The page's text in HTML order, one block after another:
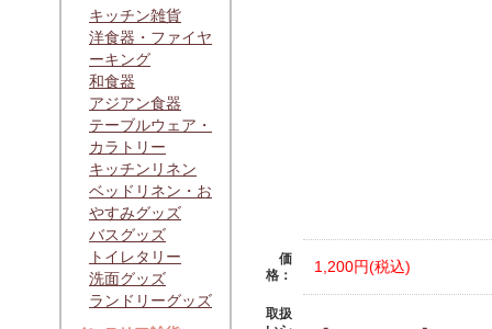
キッチン雑貨
洋食器・ファイヤ
ーキング
和食器
アジアン食器
テーブルウェア・
カラトリー
キッチンリネン
ベッドリネン・お
やすみグッズ
バスグッズ
トイレタリー
洗面グッズ
ランドリーグッズ
価
格：
1,200円(税込)
取扱